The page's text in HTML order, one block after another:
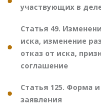
участвующих в
Статья 49.
иска, изменение
отказ от иска,
соглашение
Статья 125. Форма
заявления